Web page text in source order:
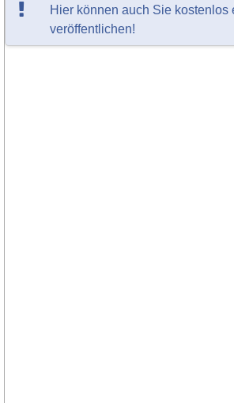
Hier können auch Sie kostenlos
veröffentlichen!